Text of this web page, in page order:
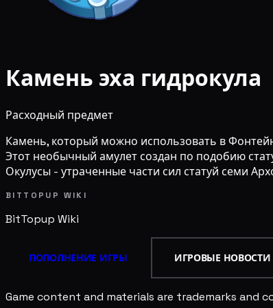
Камень эха гидрокула
Расходный предмет
Камень, который можно использовать в
Этот необычный амулет создан по подобию
Окулусы - утраченные части сил статуй семи
BITTOPUP WIKI
BitTopup Wiki
ПОПОЛНЕНИЕ ИГРЫ ИГРОВЫЕ НОВОСТИ
Game content and materials are trademarks and